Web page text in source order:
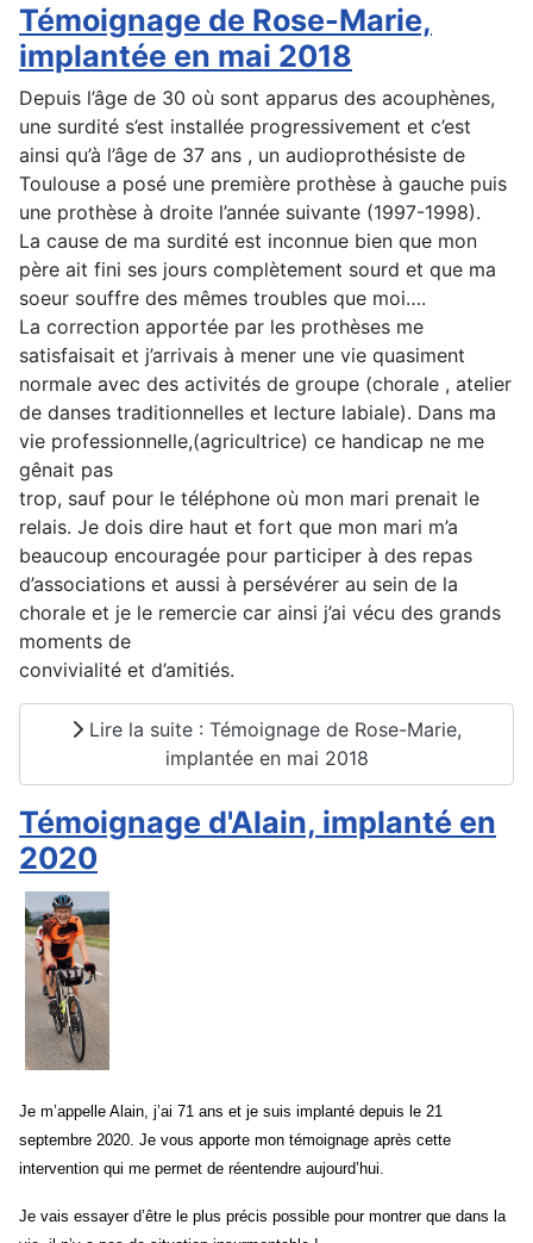
Témoignage de Rose-Marie,
implantée en mai 2018
Depuis l’âge de 30 où sont apparus des acouphènes,
une surdité s’est installée progressivement et c’est
ainsi qu’à l’âge de 37 ans , un audioprothésiste de
Toulouse a posé une première prothèse à gauche puis
une prothèse à droite l’année suivante (1997-1998).
La cause de ma surdité est inconnue bien que mon
père ait fini ses jours complètement sourd et que ma
soeur souffre des mêmes troubles que moi….
La correction apportée par les prothèses me
satisfaisait et j’arrivais à mener une vie quasiment
normale avec des activités de groupe (chorale , atelier
de danses traditionnelles et lecture labiale). Dans ma
vie professionnelle,(agricultrice) ce handicap ne me
gênait pas
trop, sauf pour le téléphone où mon mari prenait le
relais. Je dois dire haut et fort que mon mari m’a
beaucoup encouragée pour participer à des repas
d’associations et aussi à persévérer au sein de la
chorale et je le remercie car ainsi j’ai vécu des grands
moments de
convivialité et d’amitiés.
Lire la suite : Témoignage de Rose-Marie,
implantée en mai 2018
Témoignage d'Alain, implanté en
2020
Je m’appelle Alain, j’ai 71 ans et je suis implanté depuis le 21
septembre 2020. Je vous apporte mon témoignage après cette
intervention qui me permet de réentendre aujourd’hui.
Je vais essayer d’être le plus précis possible pour montrer que dans la